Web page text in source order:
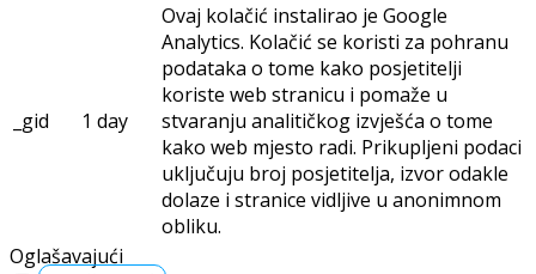
_gid 1 day
Ovaj kolačić instalirao je Google
Analytics. Kolačić se koristi za pohranu
podataka o tome kako posjetitelji
koriste web stranicu i pomaže u
stvaranju analitičkog izvješća o tome
kako web mjesto radi. Prikupljeni podaci
uključuju broj posjetitelja, izvor odakle
dolaze i stranice vidljive u anonimnom
obliku.
Oglašavajući